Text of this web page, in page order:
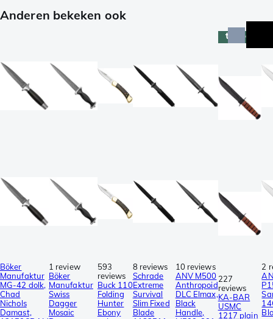
Anderen bekeken ook
Böker
Manufaktur
MG-42 dolk,
Chad
Nichols
Damast,
1 review
Böker
Manufaktur
Swiss
Dagger
Mosaic
593
reviews
Buck 110
Folding
Hunter
Ebony
8 reviews
Schrade
Extreme
Survival
Slim Fixed
Blade
10 reviews
ANV M500
Anthropoid
DLC Elmax,
Black
Handle,
topper
227
reviews
KA-BAR
USMC
1217 plain
2